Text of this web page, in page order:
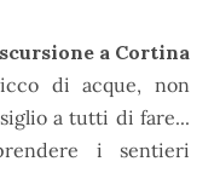
a Cortina
di acque, non
a tutti di fare...
i sentieri